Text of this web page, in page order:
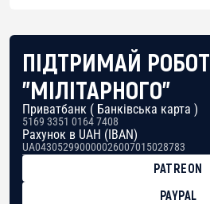
ПІДТРИМАЙ
"МІЛІТАРНОГО"
Приватбанк ( Банківська карта )
5169 3351 0164 7408
Рахунок в UAH (IBAN)
UA043052990000026007015028783
PATREON
PAYPAL